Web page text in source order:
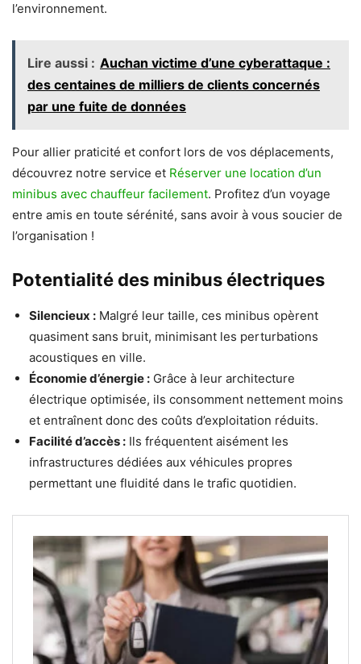
l’environnement.
Lire aussi : Auchan victime d’une cyberattaque :
des centaines de milliers de clients concernés
par une fuite de données
Pour allier praticité et confort lors de vos déplacements,
découvrez notre service et Réserver une location d’un
minibus avec chauffeur facilement. Profitez d’un voyage
entre amis en toute sérénité, sans avoir à vous soucier de
l’organisation !
Potentialité des minibus électriques
Silencieux : Malgré leur taille, ces minibus opèrent
quasiment sans bruit, minimisant les perturbations
acoustiques en ville.
Économie d’énergie : Grâce à leur architecture
électrique optimisée, ils consomment nettement moins
et entraînent donc des coûts d’exploitation réduits.
Facilité d’accès : Ils fréquentent aisément les
infrastructures dédiées aux véhicules propres
permettant une fluidité dans le trafic quotidien.